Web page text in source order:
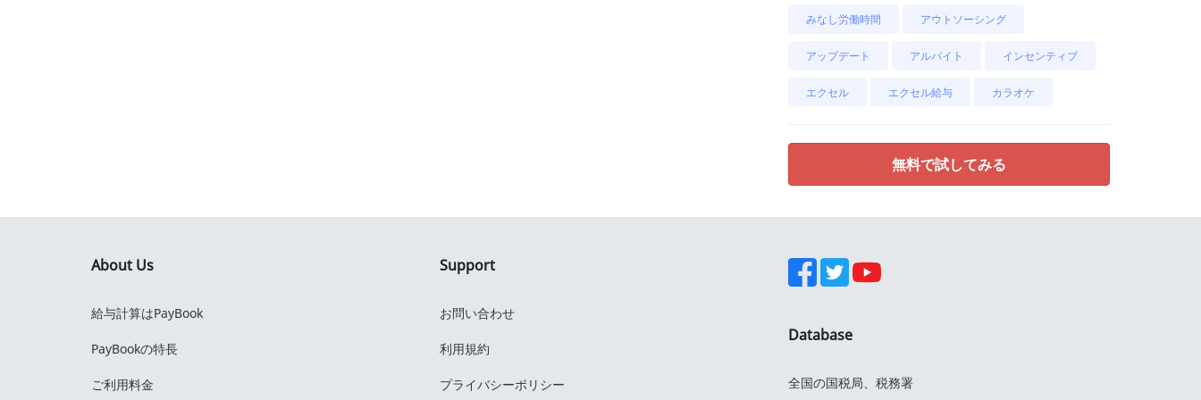
みなし労働時間 アウトソーシング
アップデート アルバイト インセンティブ
エクセル エクセル給与 カラオケ
無料で試してみる
About Us
給与計算はPayBook
PayBookの特長
ご利用料金
Support
お問い合わせ
利用規約
プライバシーポリシー
Database
全国の国税局、税務署